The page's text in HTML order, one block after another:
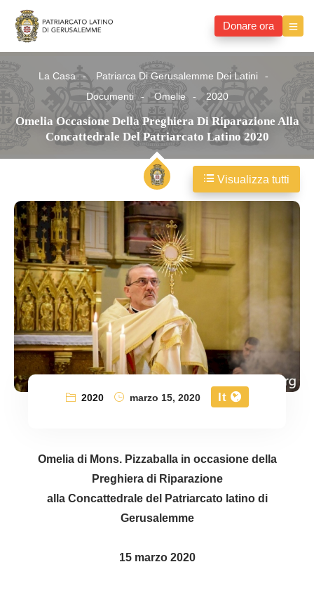
Donare ora
La Casa
Patriarca Di Gerusalemme Dei Latini
Documenti
Omelie 2020
Omelia Occasione Della Preghiera Di Riparazione Alla
Concattedrale Del Patriarcato Latino 2020
2020 marzo 15, 2020 It
Omelia di Mons. Pizzaballa in occasione della
Preghiera di Riparazione
alla Concattedrale del Patriarcato latino di
Gerusalemme
15 marzo 2020
Visualizza tutti